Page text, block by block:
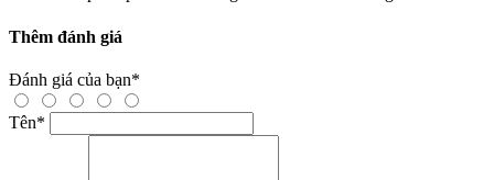
Thêm đánh giá
Đánh giá của bạn*
Tên*